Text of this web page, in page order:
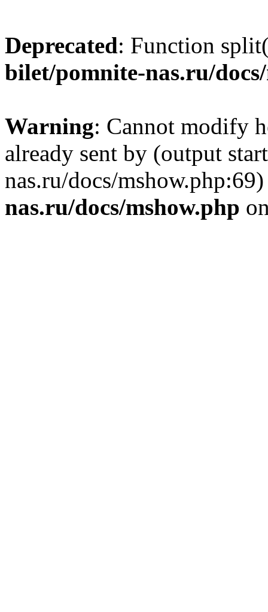
Deprecated: Function
bilet/pomnite-nas.ru/
Warning: Cannot modify
already sent by (output
nas.ru/docs/
nas.ru/docs/mshow.php